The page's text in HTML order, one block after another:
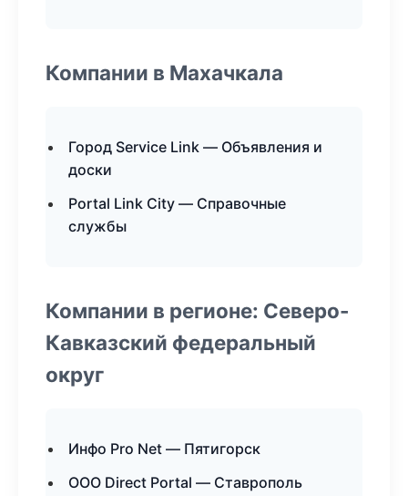
Компании в Махачкала
Город Service Link — Объявления и
доски
Portal Link City — Справочные
службы
Компании в регионе: Северо-
Кавказский федеральный
округ
Инфо Pro Net — Пятигорск
ООО Direct Portal — Ставрополь